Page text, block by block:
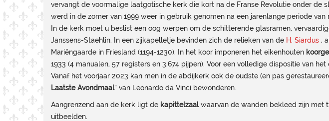
vervangt de voormalige laatgotische kerk die kort na de Franse Revolutie onder de
werd in de zomer van 1999 weer in gebruik genomen na een jarenlange periode van
In de kerk moet u beslist een oog werpen om de schitterende glasramen,
Janssens-Staehlin. In een zijkapelletje bevinden zich de relieken van de H. Siardus ,
Mariëngaarde in Friesland (1194-1230). In het koor imponeren het eikenhouten
1933 (4 manualen, 57 registers en 3.674 pijpen). Voor een volledige dispositie van het
Vanaf het voorjaar 2023 kan men in de abdijkerk ook de oudste (en pas
Laatste Avondmaal” van Leonardo da Vinci bewonderen.
Aangrenzend aan de kerk ligt de kapittelzaalwaarvan de wanden bekleed zijn met
uitbeelden.